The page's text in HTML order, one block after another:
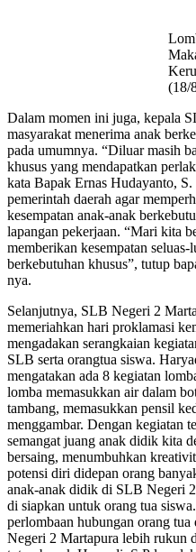
(18/
Dalam momen ini juga, kepala
masyarakat menerima anak
pada umumnya. “Diluar masih
khusus yang mendapatkan
kata Bapak Ernas Hudayanto,
pemerintah daerah agar
kesempatan anak-anak
lapangan pekerjaan. “Mari kita
memberikan kesempatan
berkebutuhan khusus”, tutup
nya.
Selanjutnya, SLB Negeri 2
memeriahkan hari proklamasi
mengadakan serangkaian
SLB serta orangtua siswa.
mengatakan ada 8 kegiatan
lomba memasukkan air dalam
tambang, memasukkan pensil
menggambar. Dengan kegiatan
semangat juang anak didik kita
bersaing, menumbuhkan
potensi diri didepan orang
anak-anak didik di SLB Negeri
di siapkan untuk orang tua
perlombaan hubungan orang
Negeri 2 Martapura lebih rukun